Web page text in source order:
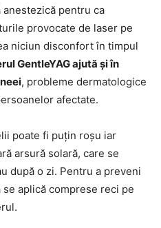
pentru ca
provocate de laser pe
niciun disconfort în timpul
GentleYAG ajută și în
, probleme dermatologice
afectate.
poate fi puțin roșu iar
arsură solară, care se
după o zi. Pentru a preveni
aplică comprese reci pe